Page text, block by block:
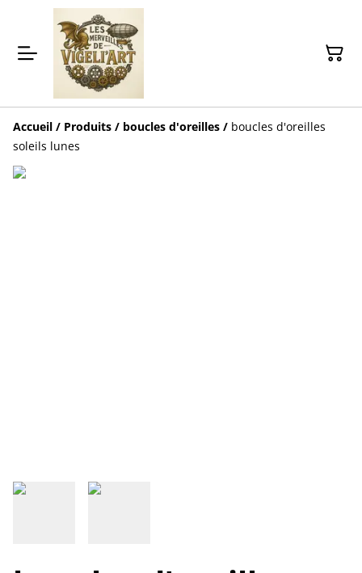
Accueil / Produits / boucles d'oreilles / boucles d'oreilles
soleils lunes